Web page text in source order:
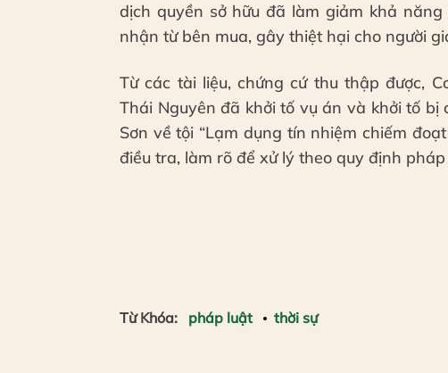
dịch quyền sở hữu đã làm giảm khả
nhận từ bên mua, gây thiệt hại cho người
Từ các tài liệu, chứng cứ thu thập được,
Thái Nguyên đã khởi tố vụ án và khởi tố
Sơn về tội “Lạm dụng tín nhiệm chiếm
điều tra, làm rõ để xử lý theo quy định pháp
Từ Khóa: pháp luật thời sự